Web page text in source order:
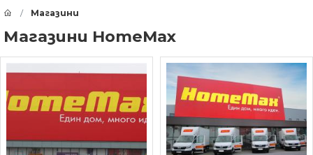
Магазини
Магазини HomeMax